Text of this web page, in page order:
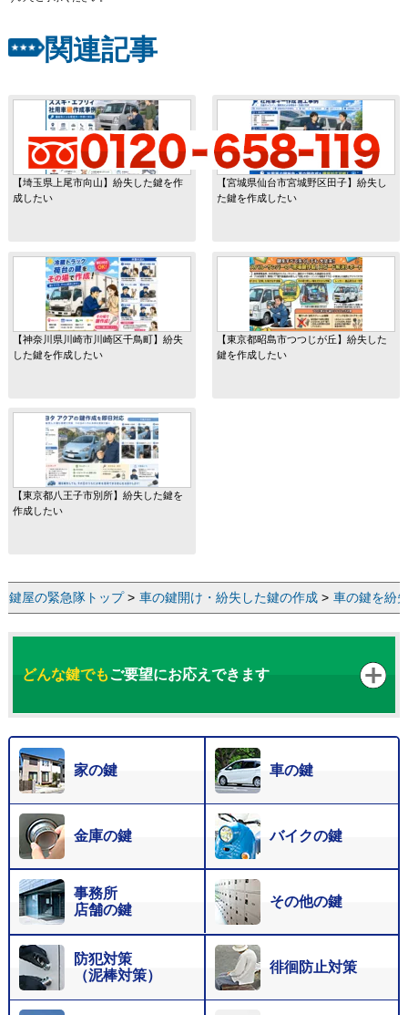
関連記事
【埼玉県上尾市向山】紛失した鍵を作
成したい
【宮城県仙台市宮城野区田子】紛失し
た鍵を作成したい
【神奈川県川崎市川崎区千鳥町】紛失
した鍵を作成したい
【東京都昭島市つつじが丘】紛失した
鍵を作成したい
【東京都八王子市別所】紛失した鍵を
作成したい
鍵屋の緊急隊トップ> 車の鍵開け・紛失した鍵の作成 > 車の鍵を紛
どんな鍵でもご要望にお応えできます
家の鍵 車の鍵
金庫の鍵 バイクの鍵
事務所
店舗の鍵
その他の鍵
防犯対策
（泥棒対策）
徘徊防止対策